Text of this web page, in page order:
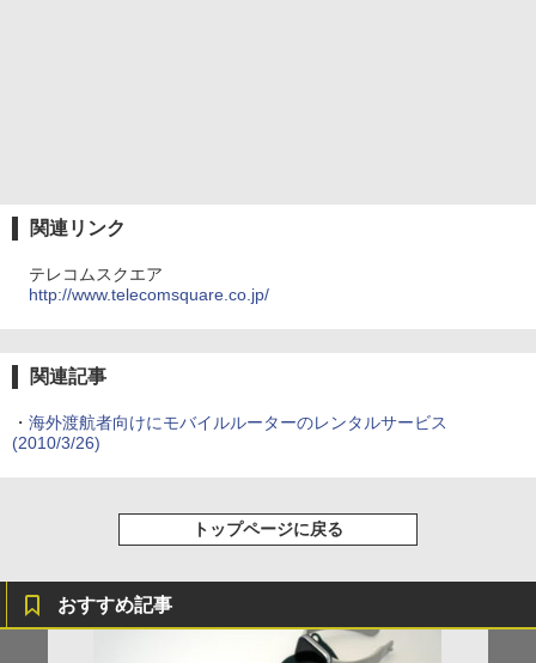
関連リンク
テレコムスクエア
http://www.telecomsquare.co.jp/
関連記事
・ 海外渡航者向けにモバイルルーターのレンタルサービス
(2010/3/26)
トップページに戻る
おすすめ記事